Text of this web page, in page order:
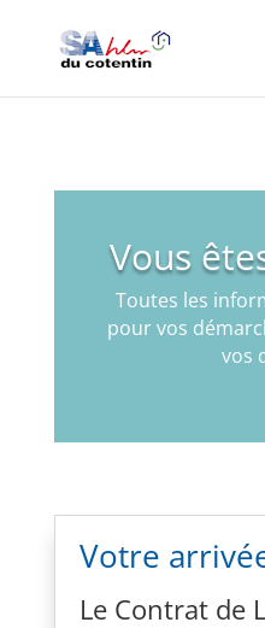
Vous
Toutes les
pour vos
vos
Votre
Le Contrat de